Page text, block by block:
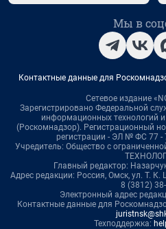
Мы в
Контактные данные для
Сетевое издание
Зарегистрировано Федеральной
информационных технологий
(Роскомнадзор). Регистрационный
регистрации - ЭЛ № ФС 77 -
Учредитель: Общество с
Главный редактор:
Адрес редакции: Россия, Омск, ул. Т.
8 (3812)
Электронный адрес
Контактные данные для
Техподдержка: